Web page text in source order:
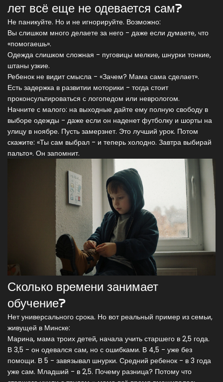
лет всё еще не одевается сам?
Не паникуйте. Но и не игнорируйте. Возможно:
Вы слишком много делаете за него - даже если думаете, что
«помогаешь».
Одежда слишком сложная - пуговицы мелкие, шнурки тонкие,
штаны узкие.
Ребенок не видит смысла - «Зачем? Мама сама сделает».
Есть задержка в развитии моторики - тогда стоит
проконсультироваться с логопедом или неврологом.
Начните с малого: на выходные дайте ему полную свободу в
выборе одежды - даже если он наденет футболку и шорты на
улицу в ноябре. Пусть замерзнет. Это лучший урок. Потом
скажите: «Ты сам выбрал - и теперь холодно. Завтра выбирай
пальто». Он запомнит.
Сколько времени занимает
обучение?
Нет универсального срока. Но вот реальный пример из семьи,
живущей в Минске:
Марина, мама троих детей, начала учить старшего в 2,5 года.
В 3,5 - он одевался сам, но с ошибками. В 4,5 - уже без
помощи. В 5 - завязывал шнурки. Средний ребенок - в 3 года
уже сам. Младший - в 2,5. Почему разница? Потому что